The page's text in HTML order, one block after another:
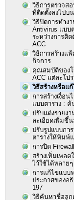
วิธีการตรวจส
ที่ติดตั้งลงไปบ
วิธีปิดการทำง
Antivirus แบบ
ระหว่างการติ
ACC
วิธีการสร้างแ
กิจการ
คุณสมบัติของ
ACC แต่ละโป
วิธีสร้างหรือแก้
การสร้างเงื่อ
แบบตาราง :
ปรับแต่งรายง
ละเอียดเพิ่มขึ้
ปรับรูปแบบกา
ตารางให้พิมพ์
การปิด
สร้างเท็มเพล
ไว้ใช้ได้หลาย
การแก้ไขแบบ
ประกาศของอ
197
วิธีค้นหาชื่อลูก